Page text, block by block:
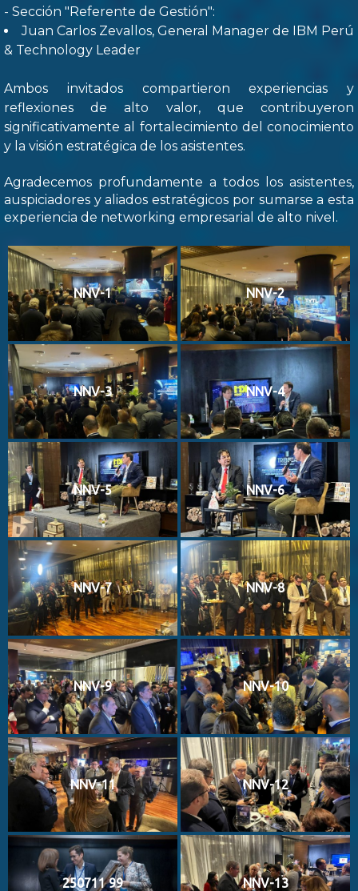
- Sección "Referente de Gestión":
Juan Carlos Zevallos, General Manager de IBM Perú
& Technology Leader
Ambos invitados compartieron experiencias y
reflexiones de alto valor, que contribuyeron
significativamente al fortalecimiento del conocimiento
y la visión estratégica de los asistentes.
Agradecemos profundamente a todos los asistentes,
auspiciadores y aliados estratégicos por sumarse a esta
experiencia de networking empresarial de alto nivel.
NNV-1 NNV-2
NNV-3 NNV-4
NNV-5 NNV-6
NNV-7 NNV-8
NNV-9 NNV-10
NNV-11 NNV-12
250711 99 NNV-13